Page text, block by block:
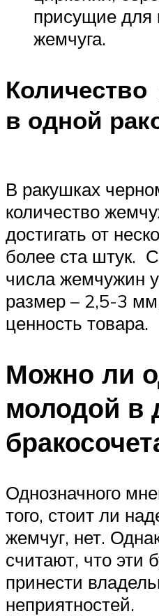
присущие для
жемчуга.
в одной
В ракушках
количество
достигать от
более ста штук.
числа жемчужин
размер – 2,5-3
ценность товара.
Можно ли
молодой в
Однозначного
того, стоит ли
жемчуг, нет.
считают, что эти
принести
неприятностей.